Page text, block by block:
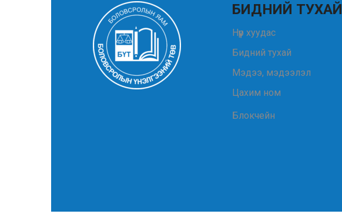
БИДНИЙ ТУХАЙ
Нүүр хуудас
Бидний тухай
Мэдээ, мэдээлэл
Цахим ном
Блокчейн